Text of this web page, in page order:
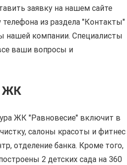
заявку на нашем сайте
из раздела "Контакты"
нашей компании. Специалисты
ваши вопросы и
ЖК
ЖК "Равновесие" включит в
салоны красоты и фитнес
отделение банка. Кроме того,
2 детских сада на 360